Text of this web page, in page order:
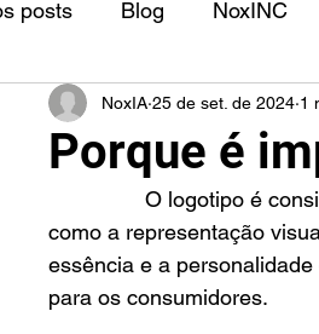
posts Blog NoxINC
Porque é
NoxIA 25 de set. de 2024 1
como a representação
essência e a
para os consumidores.